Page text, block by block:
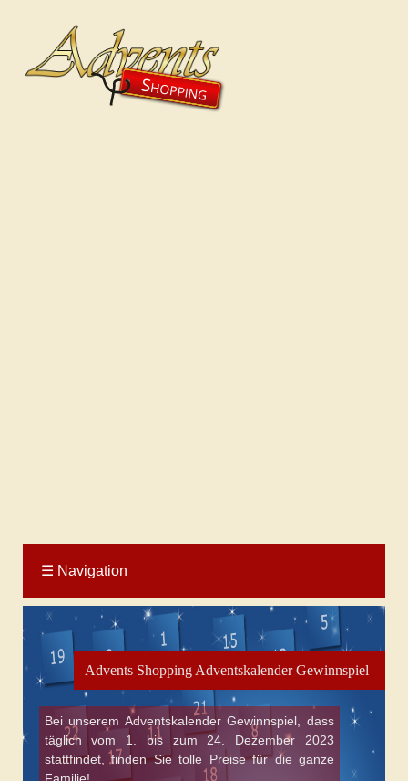
☰ Navigation
Advents Shopping Adventskalender Gewinnspiel
Bei unserem Adventskalender Gewinnspiel, dass
täglich vom 1. bis zum 24. Dezember 2023
stattfindet, finden Sie tolle Preise für die ganze